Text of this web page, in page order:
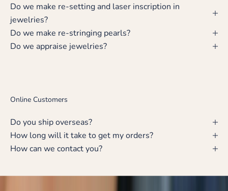
Do we make re-setting and laser inscription in
jewelries?
Do we make re-stringing pearls?
Do we appraise jewelries?
Online Customers
Do you ship overseas?
How long will it take to get my orders?
How can we contact you?